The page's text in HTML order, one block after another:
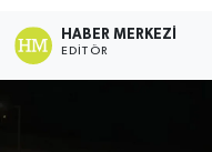
HABER MERKEZI
EDITÖR
DÜNYA
Dursunbey